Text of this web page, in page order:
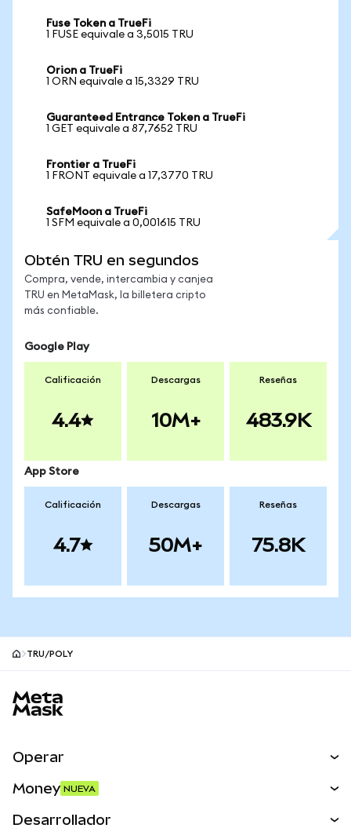
Fuse Token a TrueFi
1 FUSE equivale a 3,5015 TRU
Orion a TrueFi
1 ORN equivale a 15,3329 TRU
Guaranteed Entrance Token a TrueFi
1 GET equivale a 87,7652 TRU
Frontier a TrueFi
1 FRONT equivale a 17,3770 TRU
SafeMoon a TrueFi
1 SFM equivale a 0,001615 TRU
Obtén TRU en segundos
Compra, vende, intercambia y canjea
TRU en MetaMask, la billetera cripto
más confiable.
Google Play
Calificación
4.4
Descargas
10M+
Reseñas
483.9K
App Store
Calificación
4.7
Descargas
50M+
Reseñas
75.8K
TRU/POLY
Operar
Money NUEVA
Desarrollador